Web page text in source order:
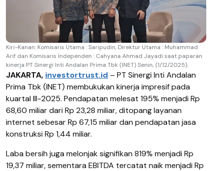
Kiri-Kanan: Komisaris Utama : Saripudin, Direktur Utama : Muhammad
Arif dan Komisaris Independen : Cahyana Ahmad Jayadi saat paparan
kinerja PT Sinergi Inti Andalan Prima Tbk (INET) Senin, (1/12/2025).
JAKARTA, investortrust.id – PT Sinergi Inti Andalan
Prima Tbk (INET) membukukan kinerja impresif pada
kuartal III-2025. Pendapatan melesat 195% menjadi Rp
68,60 miliar dari Rp 23,28 miliar, ditopang layanan
internet sebesar Rp 67,15 miliar dan pendapatan jasa
konstruksi Rp 1,44 miliar.
Laba bersih juga melonjak signifikan 819% menjadi Rp
19,37 miliar, sementara EBITDA tercatat naik menjadi Rp